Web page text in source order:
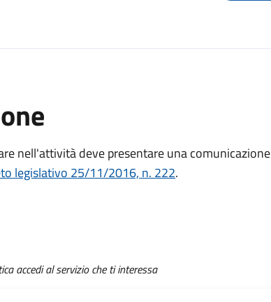
nell'attività deve presentare una comunicazione
legislativo 25/11/2016, n. 222.
accedi al servizio che ti interessa